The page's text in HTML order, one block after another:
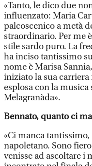
«Tanto, le dico due
influenzato: Maria
palcoscenico a metà
straordinario. Per me
stile sardo puro. La
ha inciso tantissimo
nome è Marisa
iniziato la sua carriera
esplosa con la
Melagranàda».
Bennato, quanto ci
«Ci manca
napoletano. Sono
venisse ad ascoltare i